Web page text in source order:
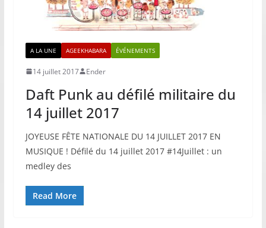
A LA UNE AGEEKHABARA ÉVÉNEMENTS
14 juillet 2017 Ender
Daft Punk au défilé militaire du
14 juillet 2017
JOYEUSE FÊTE NATIONALE DU 14 JUILLET 2017 EN
MUSIQUE ! Défilé du 14 juillet 2017 #14Juillet : un
medley des
Read More